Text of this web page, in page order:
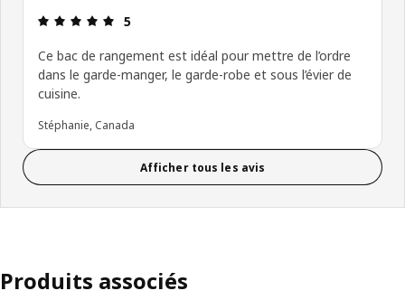
Avis: 5 sur 5 étoiles.
5
Ce bac de rangement est idéal pour mettre de l’ordre
dans le garde-manger, le garde-robe et sous l’évier de
cuisine.
Stéphanie, Canada
Afficher tous les avis
Produits associés